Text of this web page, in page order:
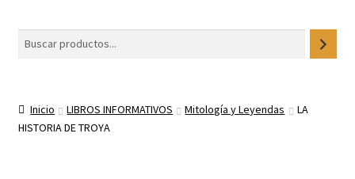
a
c
Buscar
Inicio LIBROS INFORMATIVOS Mitología y Leyendas
LA
HISTORIA DE TROYA